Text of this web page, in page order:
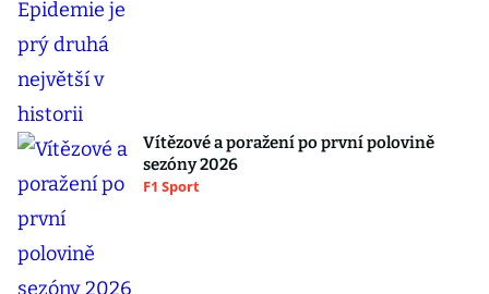
Vítězové a poražení po první polovině
sezóny 2026
F1 Sport